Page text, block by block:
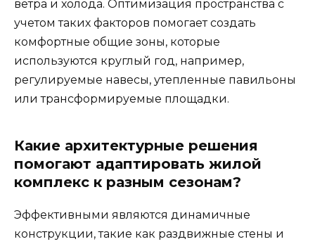
ветра и холода. Оптимизация пространства с
учетом таких факторов помогает создать
комфортные общие зоны, которые
используются круглый год, например,
регулируемые навесы, утепленные павильоны
или трансформируемые площадки.
Какие архитектурные решения
помогают адаптировать жилой
комплекс к разным сезонам?
Эффективными являются динамичные
конструкции, такие как раздвижные стены и